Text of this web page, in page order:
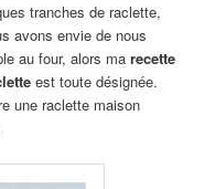
tranches de raclette,
avons envie de nous
au four, alors marecette
est toute désignée.
une raclette maison